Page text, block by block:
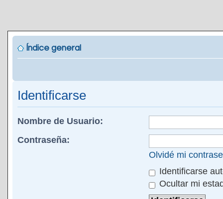
Índice general
Identificarse
Nombre de Usuario:
Contraseña:
Olvidé mi
Identificarse
Ocultar mi